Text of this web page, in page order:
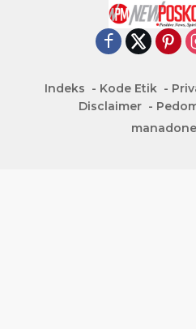
Indeks Kode Etik
Disclaimer